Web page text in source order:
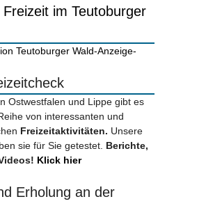
Freizeit im Teutoburger
-Anzeige-
Ostwestfalen und Lippe gibt es
von interessanten und
Freizeitaktivitäten. Unsere
sie für Sie getestet. Berichte,
Klick hier
Erholung an der